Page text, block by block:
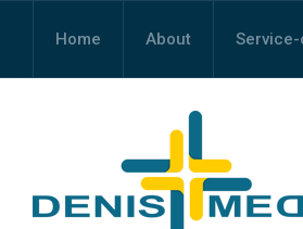
Home About